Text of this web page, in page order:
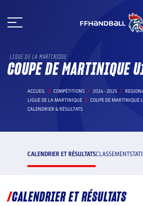
au
LIGUE DE LA MARTINIQUE
COUPE DE MARTINIQUE
ACCUEIL COMPÉTITIONS 2024 - 2025
LIGUE DE LA MARTINIQUE
COUPE DE MARTINIQUE
CALENDRIER & RÉSULTATS
CALENDRIER ET RÉSULTATSCLASSEMENT
CALENDRIER ET RÉSULTATS